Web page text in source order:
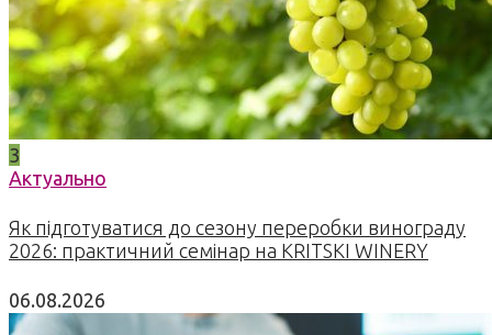
3
Актуально
Як підготуватися до сезону переробки винограду
2026: практичний семінар на KRITSKI WINERY
06.08.2026